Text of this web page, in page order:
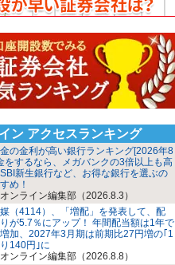
ン アクセスランキング
の金利が高い銀行ランキング[2026年8
をするなら、メガバンクの3倍以上も高
新生銀行など、お得な銀行を選ぶの
め！
ンライン編集部（2026.8.3）
（4114）、「増配」を発表して、配
が5.7％にアップ！ 年間配当額は1年で
加、2027年3月期は前期比27円増の｢1
140円｣に
ンライン編集部（2026.8.8）